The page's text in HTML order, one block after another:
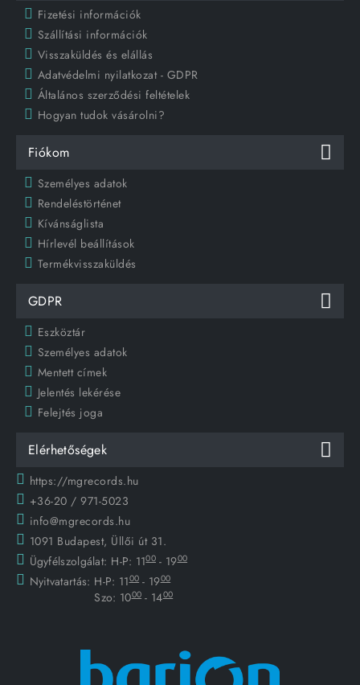
Fizetési információk
Szállítási információk
Visszaküldés és elállás
Adatvédelmi nyilatkozat - GDPR
Általános szerződési feltételek
Hogyan tudok vásárolni?
Fiókom
Személyes adatok
Rendeléstörténet
Kívánságlista
Hírlevél beállítások
Termékvisszaküldés
GDPR
Eszköztár
Személyes adatok
Mentett címek
Jelentés lekérése
Felejtés joga
Elérhetőségek
https://mgrecords.hu
+36-20 / 971-5023
info@mgrecords.hu
1091 Budapest, Üllői út 31.
Ügyfélszolgálat: H-P: 1100 - 1900
Nyitvatartás: H-P: 1100 - 1900
Szo: 1000 - 1400